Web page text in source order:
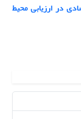
در ارزیابی محیط